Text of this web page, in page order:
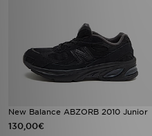
New Balance ABZORB 2010 Junior
130,00€